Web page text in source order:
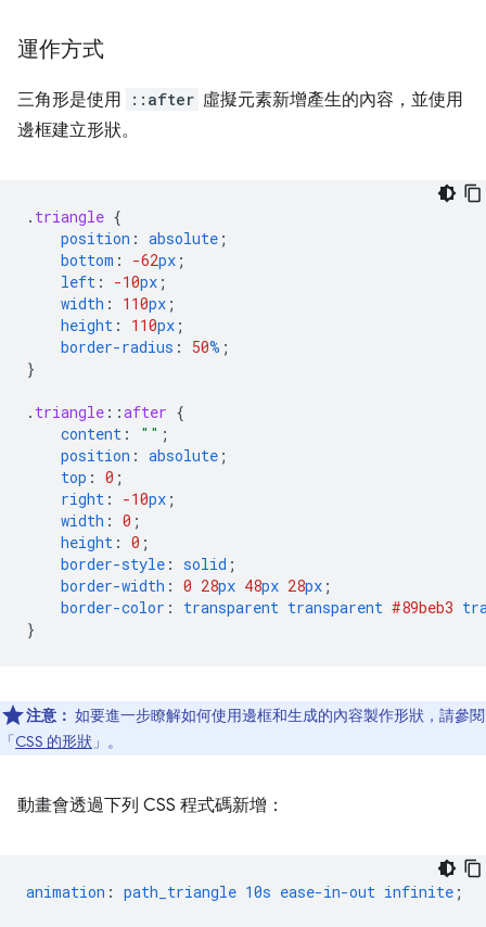
運作方式
三角形是使用 ::after 虛擬元素新增產生的內容，並使用
邊框建立形狀。
. triangle {
position : absolute ;
bottom : -62px ;
left : -10px ;
width : 110px ;
height : 110px ;
border-radius : 50% ;
}
. triangle ::after {
content : "" ;
position : absolute ;
top : 0 ;
right : -10px ;
width : 0 ;
height : 0 ;
border-style : solid ;
border-width : 0 28px 48px 28px ;
border-color : transparent transparent #89beb3
}
注意： 如要進一步瞭解如何使用邊框和生成的內容製作形狀，請參閱
「 CSS 的形狀 」。
動畫會透過下列 CSS 程式碼新增：
animation : path_triangle 10s ease-in-out infinite ;